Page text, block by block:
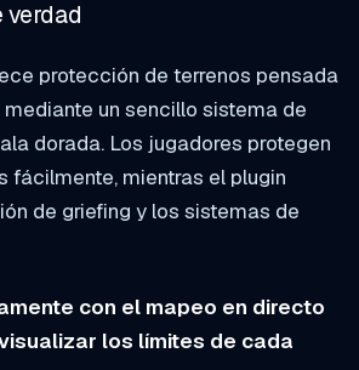
protección de terrenos pensada
un sencillo sistema de
dorada. Los jugadores protegen
fácilmente, mientras el plugin
de griefing y los sistemas de
con el mapeo en directo
los límites de cada